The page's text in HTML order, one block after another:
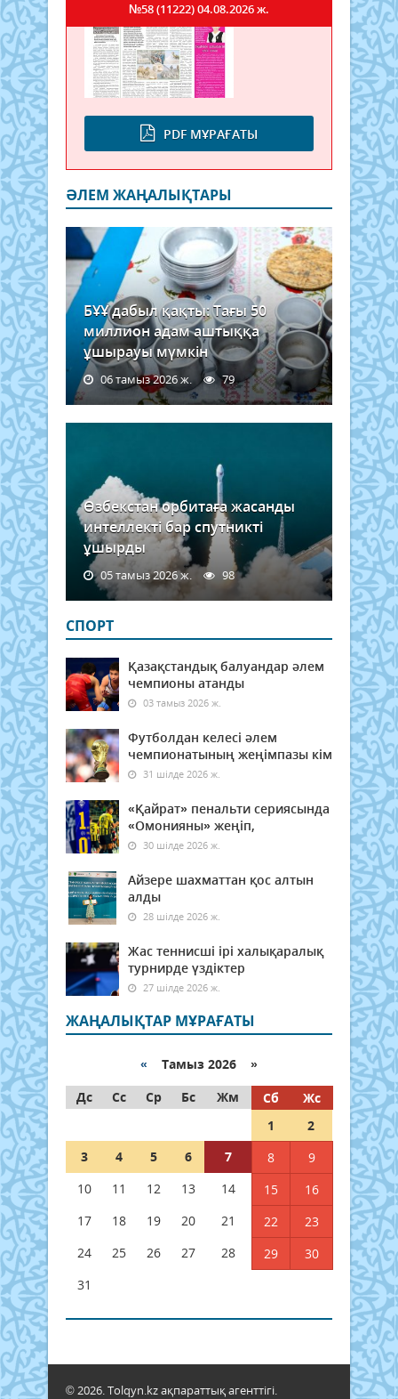
PDF МҰРАҒАТЫ
№58 (11222)04.08.2026 ж.
ӘЛЕМ ЖАҢАЛЫҚТАРЫ
БҰҰ дабыл қақты: Тағы 50
миллион адам аштыққа
ұшырауы мүмкін
06 тамыз 2026 ж. 79
Өзбекстан орбитаға жасанды
интеллекті бар спутникті
ұшырды
05 тамыз 2026 ж. 98
СПОРТ
Қазақстандық балуандар әлем
чемпионы атанды
03 тамыз 2026 ж.
Футболдан келесі әлем
чемпионатының жеңімпазы кім
31 шілде 2026 ж.
«Қайрат» пенальти сериясында
«Омонияны» жеңіп,
30 шілде 2026 ж.
Айзере шахматтан қос алтын
алды
28 шілде 2026 ж.
Жас теннисші ірі халықаралық
турнирде үздіктер
27 шілде 2026 ж.
ЖАҢАЛЫҚТАР МҰРАҒАТЫ
« Тамыз 2026 »
Дс
Сс Ср Бс Жм Сб
Жс
1
2
3
4 5 6 7 8
9
10
11 12 13 14 15
16
17
18 19 20 21 22
23
24
25 26 27 28 29
30
31
© 2026. Tolqyn.kz ақпараттық агенттігі.